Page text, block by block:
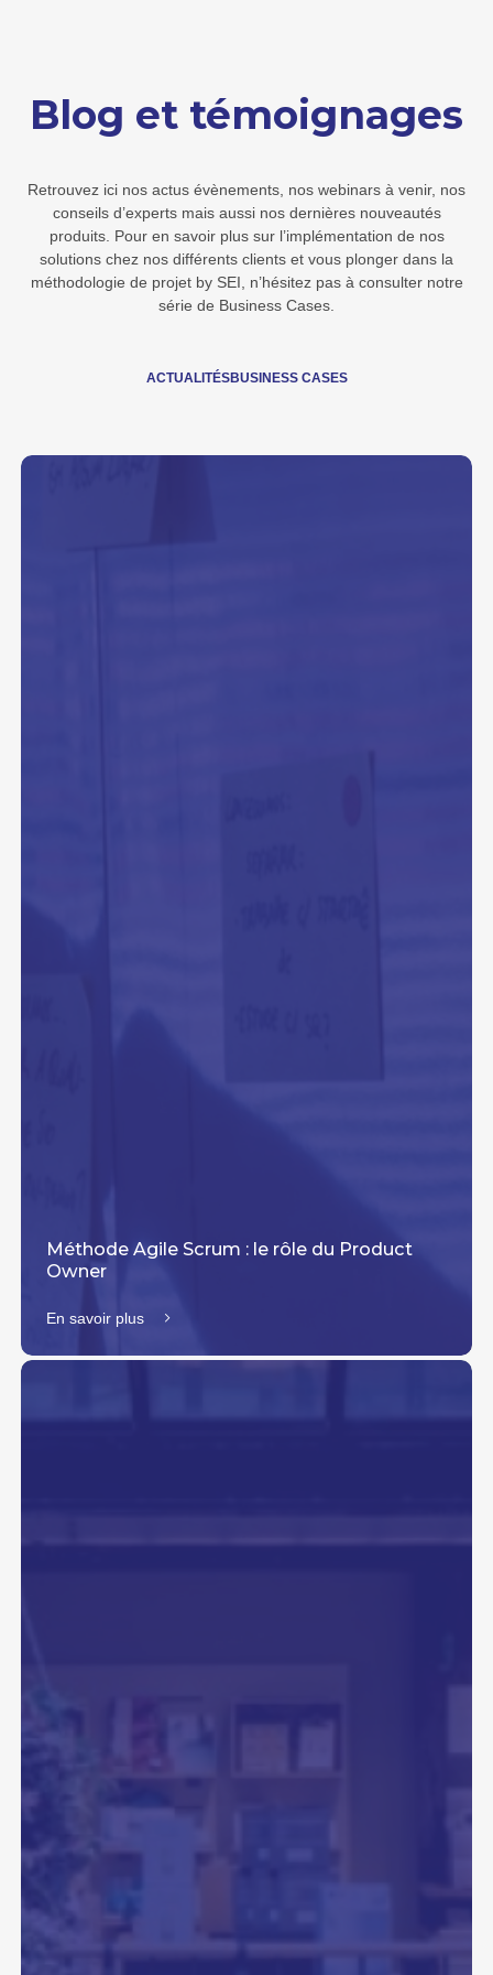
Blog et témoignages
Retrouvez ici nos actus évènements, nos webinars à venir, nos
conseils d’experts mais aussi nos dernières nouveautés
produits. Pour en savoir plus sur l’implémentation de nos
solutions chez nos différents clients et vous plonger dans la
méthodologie de projet by SEI, n’hésitez pas à consulter notre
série de Business Cases.
ACTUALITÉSBUSINESS CASES
Méthode Agile Scrum : le rôle du Product
Owner
En savoir plus